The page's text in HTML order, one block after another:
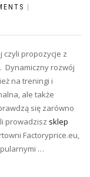
czyli propozycje z
Dynamiczny rozwój
na treningi i
ale także
się zarówno
prowadzisz sklep
Factoryprice.eu,
…